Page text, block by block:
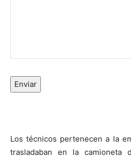
Enviar
Los técnicos pertenecen a la
trasladaban en la camioneta